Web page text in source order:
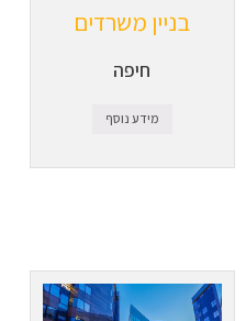
בניין משרדים
חיפה
מידע נוסף